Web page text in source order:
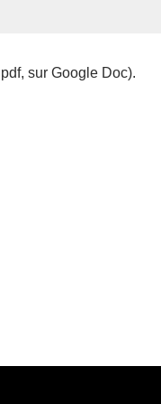
sur Google Doc).